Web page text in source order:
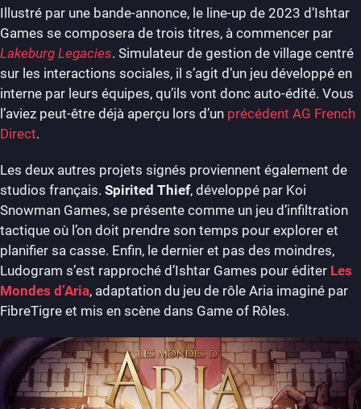
Illustré par une bande-annonce, le line-up de 2023 d’Ishtar
Games se composera de trois titres, à commencer par
Lakeburg Legacies. Simulateur de gestion de village centré
sur les interactions sociales, il s’agit d’un jeu développé en
interne par leurs équipes, qu’ils vont donc auto-édité. Vous
l’aviez peut-être déjà aperçu lors d’un précédent AG French
Direct.
Les deux autres projets signés proviennent également de
studios français. Spirited Thief, développé par Koi
Snowman Games, se présente comme un jeu d’infiltration
tactique où l’on doit prendre son temps pour explorer et
planifier sa casse. Enfin, le dernier et pas des moindres,
Ludogram s’est rapproché d’Ishtar Games pour éditer Les
Mondes d’Aria, adaptation du jeu de rôle Aria imaginé par
FibreTigre et mis en scène dans Game of Rôles.